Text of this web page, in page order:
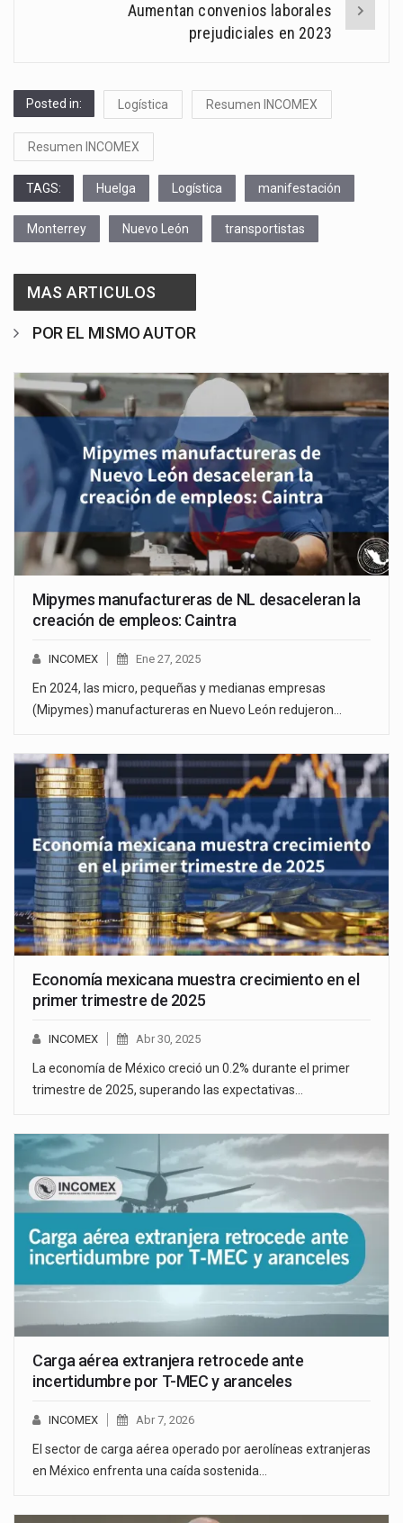
Aumentan convenios laborales
prejudiciales en 2023
Posted in: Logística Resumen INCOMEX
Resumen INCOMEX
TAGS: Huelga Logística manifestación
Monterrey Nuevo León transportistas
MAS ARTICULOS
POR EL MISMO AUTOR
Mipymes manufactureras de NL desaceleran la
creación de empleos: Caintra
INCOMEX Ene 27, 2025
En 2024, las micro, pequeñas y medianas empresas
(Mipymes) manufactureras en Nuevo León redujeron…
Economía mexicana muestra crecimiento en el
primer trimestre de 2025
INCOMEX Abr 30, 2025
La economía de México creció un 0.2% durante el primer
trimestre de 2025, superando las expectativas…
Carga aérea extranjera retrocede ante
incertidumbre por T-MEC y aranceles
INCOMEX Abr 7, 2026
El sector de carga aérea operado por aerolíneas extranjeras
en México enfrenta una caída sostenida…